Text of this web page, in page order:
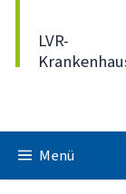
LVR-
Menü